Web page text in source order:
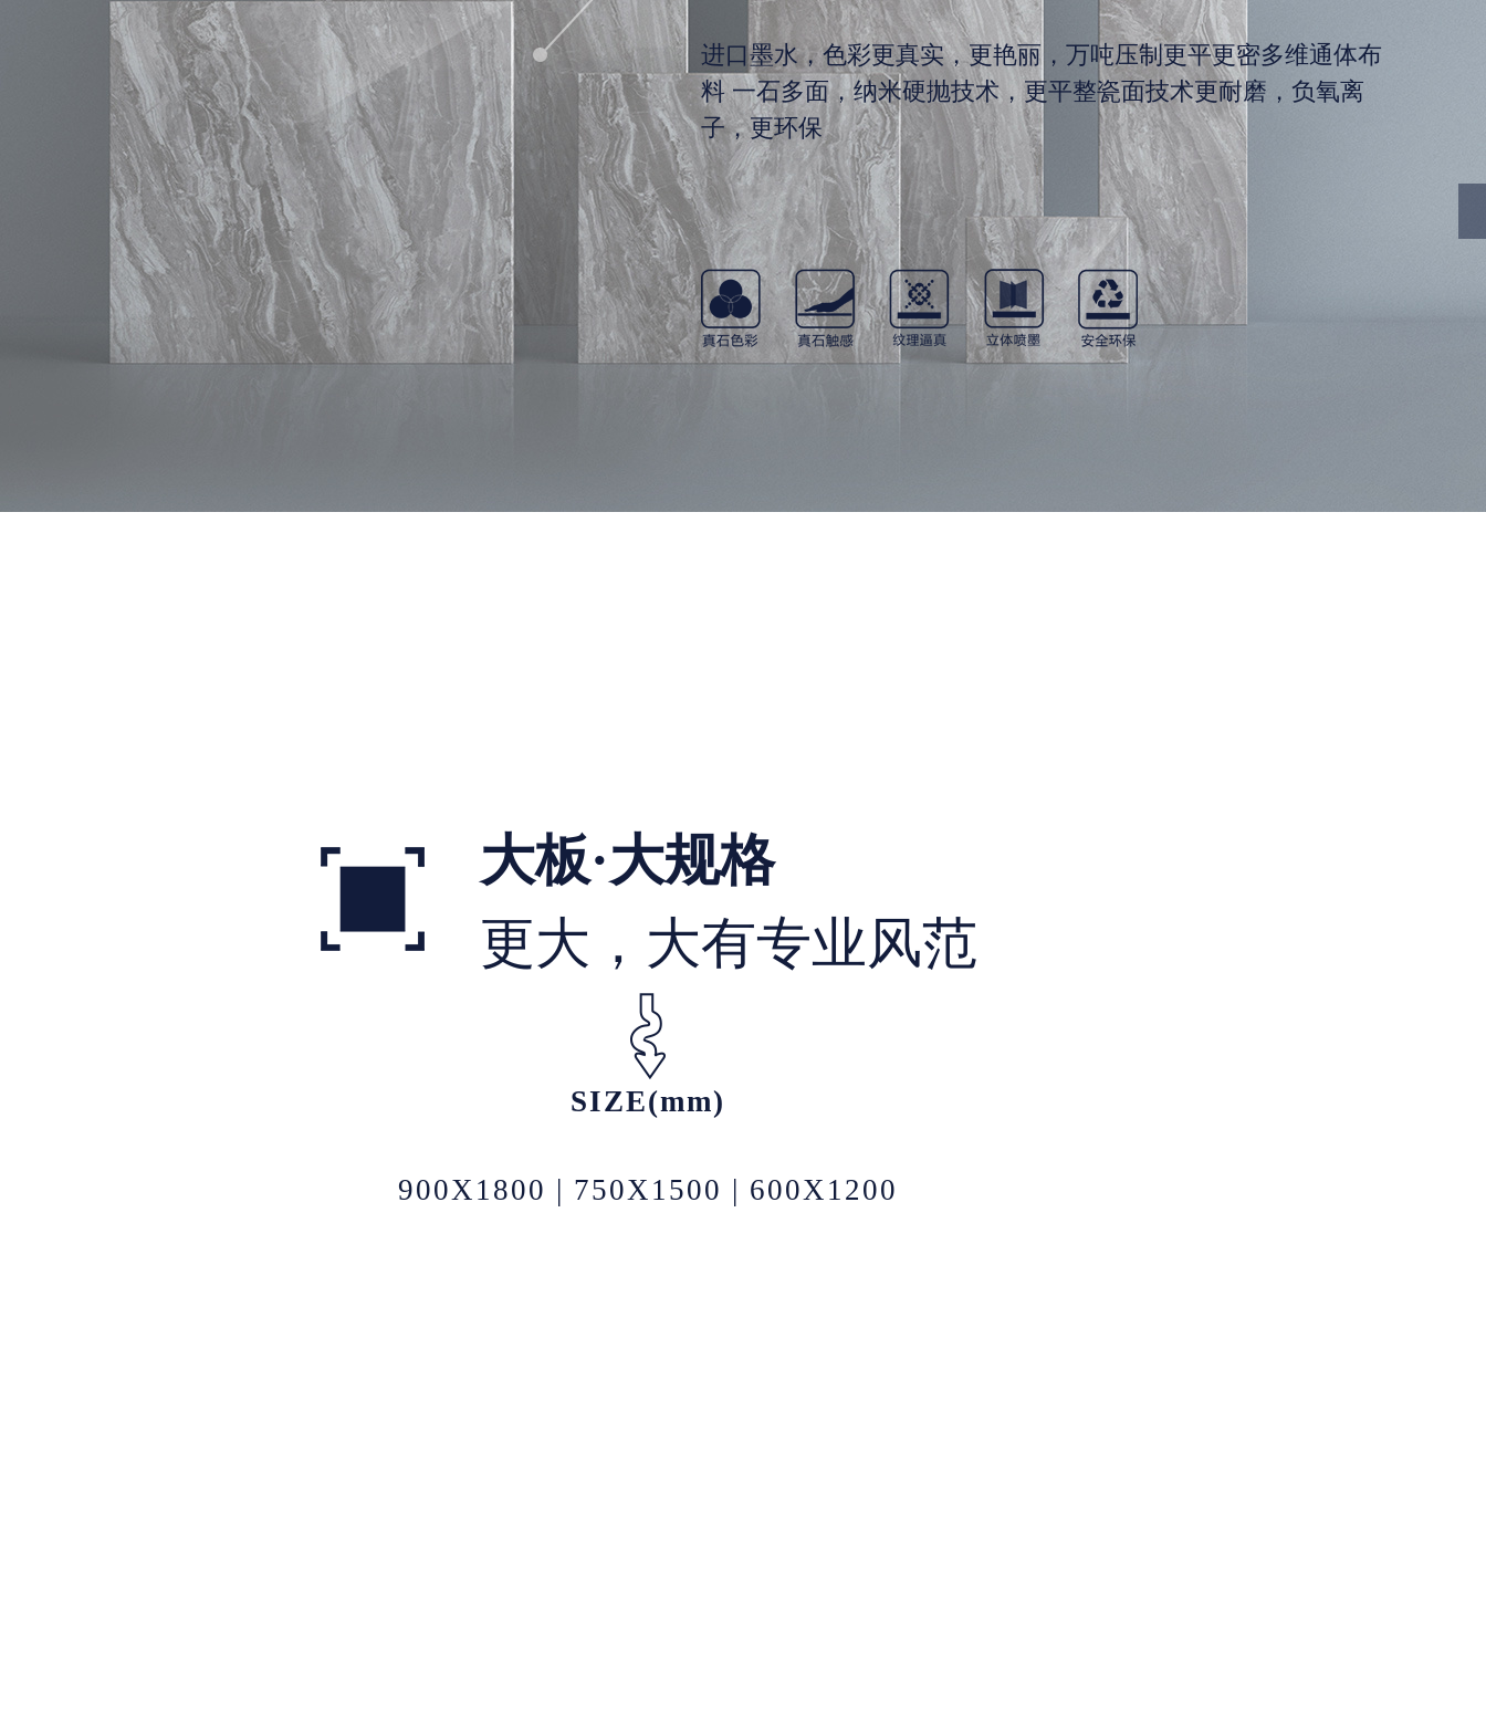
进口墨水，色彩更真实，更艳丽，万吨压制更平更密多维通体布
料 一石多面，纳米硬抛技术，更平整瓷面技术更耐磨，负氧离
子，更环保
大板·大规格
更大，大有专业风范
SIZE(mm)
900X1800 | 750X1500 | 600X1200